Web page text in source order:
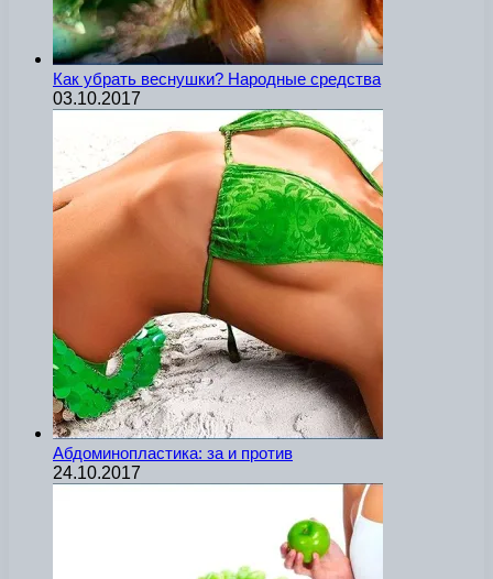
Как убрать веснушки? Народные средства
03.10.2017
Абдоминопластика: за и против
24.10.2017